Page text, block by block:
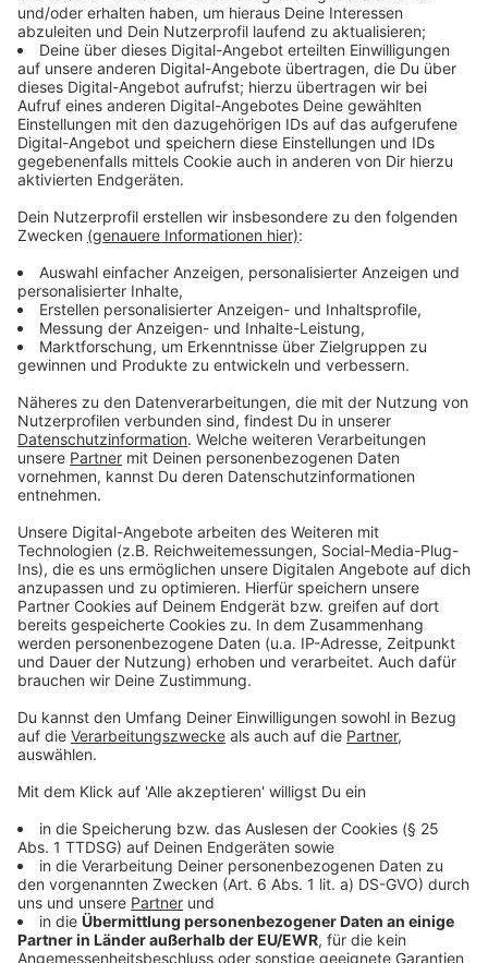
Ticketpreise erstattet, oder die Tickets behalten
auch für einen genannten Ausweichtermin die
Gültigkeit. Gilt das auch bei Absagen aufgrund
Coronavirus? Elmar Funke sagt: "Im Zweifel ist alles zu
bezahlen".
Anzeige
Funke fügt aber auch hinzu, dass "bei behördlichen
Veranstaltungsverboten" die Veranstalter sich "auf
höhere Gewalt berufen" könnten. Jedoch: "Auch in
solchen Fällen erstatten die meisten Veranstalter 50
bis 100 Prozent der Flächenmieten beziehungsweise
Ticketpreise." Heißt allerdings im Umkehrschluss:
Könnte sich ein Veranstalter auf "höhere Gewalt"
berufen, müsste der komplette Eintrittspreis nicht
immer voll erstattet werden.
Anzeige
Müssen Messen oder Veranstaltungen
nachgeholt werden?
Anzeige
Es gibt keine Regel dafür, dass eine bestimmte Messe
oder ein bestimmtes Event nachgeholt werden
nicht sinnhaft." Ohne "höhere Gewalt" sei ja alles zu
erstatten.
Anzeige
Wann muss ein Veranstalter in Erwägung